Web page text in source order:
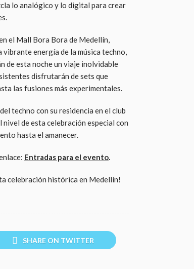
lo analógico y lo digital para crear
el Mall Bora Bora de Medellín,
energía de la música techno,
de esta noche un viaje inolvidable
disfrutarán de sets que
las fusiones más experimentales.
techno con su residencia en el club
nivel de esta celebración especial con
hasta el amanecer.
Entradas para el evento.
celebración histórica en Medellín!
SHARE ON TWITTER